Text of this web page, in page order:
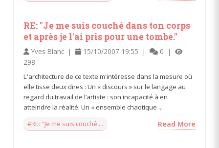
RE: "Je me suis couché dans ton corps
et après je l'ai pris pour une tombe."
Yves Blanc | 15/10/2007 19:55 |
0 |
298
L'architecture de ce texte m'intéresse dans la mesure où
elle tisse deux dires : Un « discours » sur le langage au
regard du travail de l’artiste : son incapacité à en
atteindre la réalité. Un « ensemble chaotique ...
#RE: "Je me suis couché ...
Read More